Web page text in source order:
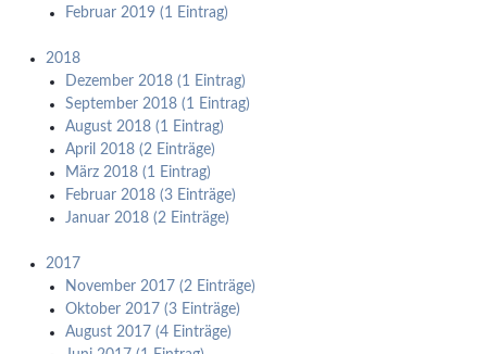
Februar 2019 (1 Eintrag)
2018
Dezember 2018 (1 Eintrag)
September 2018 (1 Eintrag)
August 2018 (1 Eintrag)
April 2018 (2 Einträge)
März 2018 (1 Eintrag)
Februar 2018 (3 Einträge)
Januar 2018 (2 Einträge)
2017
November 2017 (2 Einträge)
Oktober 2017 (3 Einträge)
August 2017 (4 Einträge)